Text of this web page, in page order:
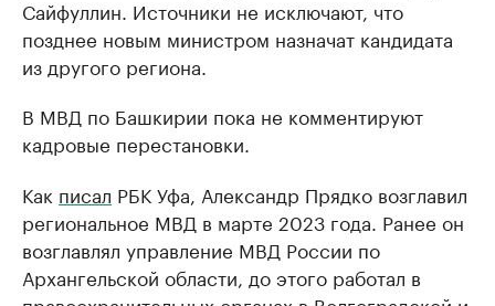
Сайфуллин. Источники не исключают, что
позднее новым министром назначат кандидата
из другого региона.
В МВД по Башкирии пока не комментируют
кадровые перестановки.
Как писал РБК Уфа, Александр Прядко возглавил
региональное МВД в марте 2023 года. Ранее он
возглавлял управление МВД России по
Архангельской области, до этого работал в